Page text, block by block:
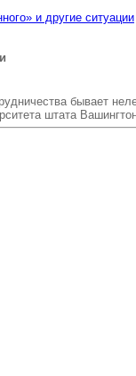
и другие ситуации
бывает
штата